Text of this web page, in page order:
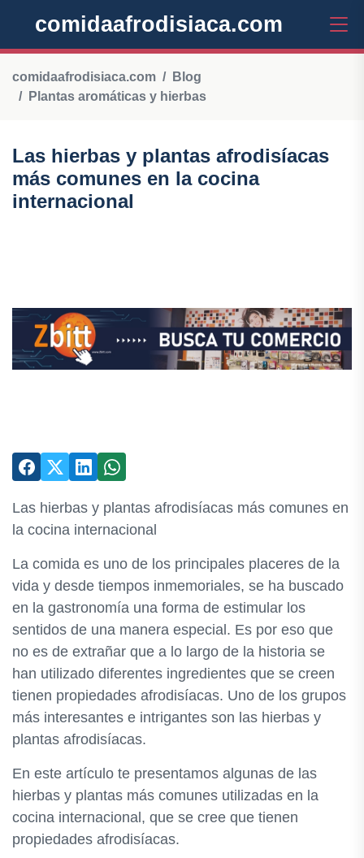
comidaafrodisiaca.com
comidaafrodisiaca.com
Blog
Plantas aromáticas y hierbas
Las hierbas y plantas afrodisíacas
más comunes en la cocina
internacional
Las hierbas y plantas afrodisíacas más comunes en
la cocina internacional
La comida es uno de los principales placeres de la
vida y desde tiempos inmemoriales, se ha buscado
en la gastronomía una forma de estimular los
sentidos de una manera especial. Es por eso que
no es de extrañar que a lo largo de la historia se
han utilizado diferentes ingredientes que se creen
tienen propiedades afrodisíacas. Uno de los grupos
más interesantes e intrigantes son las hierbas y
plantas afrodisíacas.
En este artículo te presentamos algunas de las
hierbas y plantas más comunes utilizadas en la
cocina internacional, que se cree que tienen
propiedades afrodisíacas.